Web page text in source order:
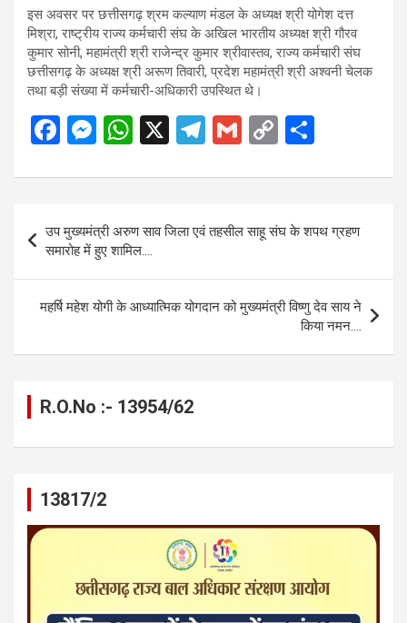
इस अवसर पर छत्तीसगढ़ श्रम कल्याण मंडल के अध्यक्ष श्री योगेश दत्त
मिश्रा, राष्ट्रीय राज्य कर्मचारी संघ के अखिल भारतीय अध्यक्ष श्री गौरव
कुमार सोनी, महामंत्री श्री राजेन्द्र कुमार श्रीवास्तव, राज्य कर्मचारी संघ
छत्तीसगढ़ के अध्यक्ष श्री अरूण तिवारी, प्रदेश महामंत्री श्री अश्वनी चेलक
तथा बड़ी संख्या में कर्मचारी-अधिकारी उपस्थित थे।
F
ce
o
o
k
M
se
n
g
er
W
at
A
p
p
X
T
e
gr
a
m
G
ail
C
py
Li
n
k
ar
navigation
उप मुख्यमंत्री अरुण साव जिला एवं तहसील साहू संघ के शपथ ग्रहण
समारोह में हुए शामिल….
महर्षि महेश योगी के आध्यात्मिक योगदान को मुख्यमंत्री विष्णु देव साय ने
किया नमन….
R.O.No :- 13954/62
13817/2